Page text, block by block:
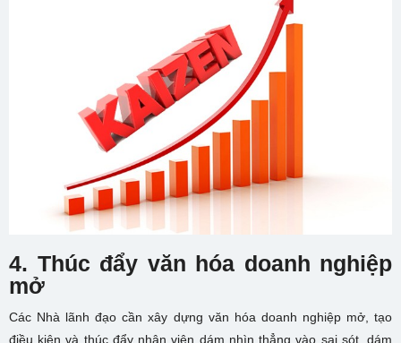
4. Thúc đẩy văn hóa doanh nghiệp
mở
Các Nhà lãnh đạo cần xây dựng văn hóa doanh nghiệp mở, tạo
điều kiện và thúc đẩy nhân viên dám nhìn thẳng vào sai sót, dám